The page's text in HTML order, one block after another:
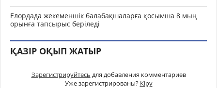
Елордада жекеменшік балабақшаларға қосымша 8 мың
орынға тапсырыс беріледі
ҚАЗІР ОҚЫП ЖАТЫР
Зарегистрируйтесь для добавления комментариев
Уже зарегистрированы? Кіру